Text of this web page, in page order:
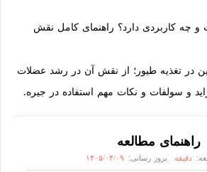
در تغذیه طیور؛ از نقش آن در رشد عضلات
و سولفات و نکات مهم استفاده در جیره.
راهنمای مطالعه
دقیقه بروز رسانی: ۱۴۰۵/۰۴/۰۹